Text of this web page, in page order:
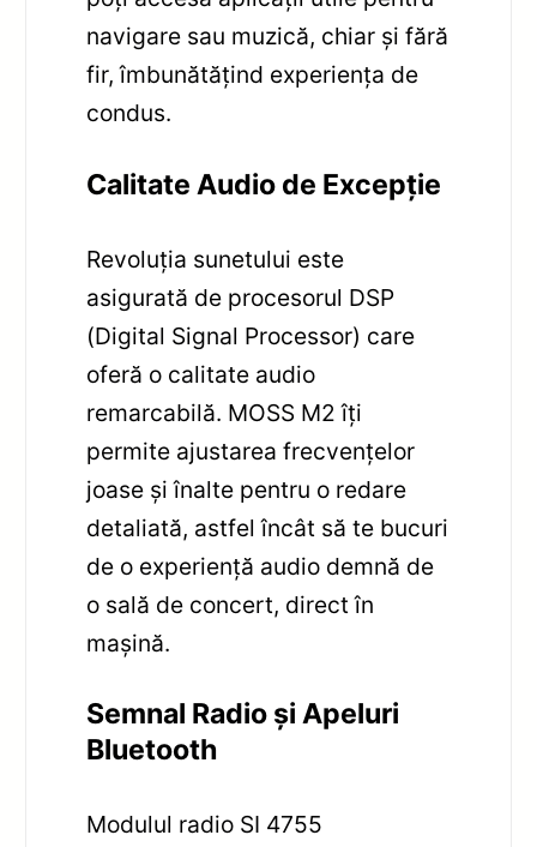
navigare sau muzică, chiar și fără
fir, îmbunătățind experiența de
condus.
Calitate Audio de Excepție
Revoluția sunetului este
asigurată de procesorul DSP
(Digital Signal Processor) care
oferă o calitate audio
remarcabilă. MOSS M2 îți
permite ajustarea frecvențelor
joase și înalte pentru o redare
detaliată, astfel încât să te bucuri
de o experiență audio demnă de
o sală de concert, direct în
mașină.
Semnal Radio și Apeluri
Bluetooth
Modulul radio SI 4755